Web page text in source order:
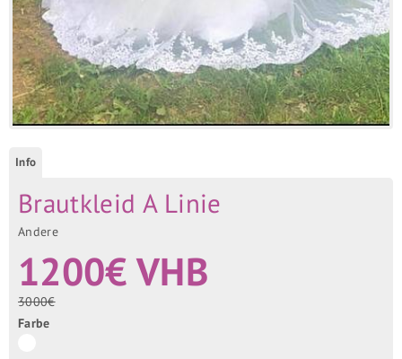
Info
Brautkleid A Linie
Andere
1200€ VHB
3000€
Farbe